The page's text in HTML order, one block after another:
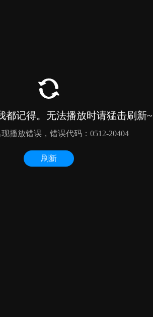
都记得。无法播放时请猛击刷新~
播放错误，错误代码：0512-20404
刷新